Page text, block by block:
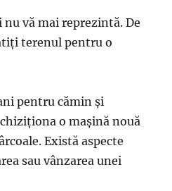
nu vă mai reprezintă. De
terenul pentru o
pentru cămin şi
o maşină nouă
Există aspecte
sau vânzarea unei